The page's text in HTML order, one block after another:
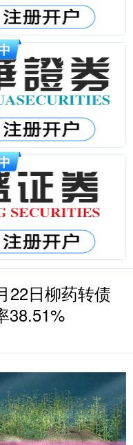
22日柳药转债
38.51%